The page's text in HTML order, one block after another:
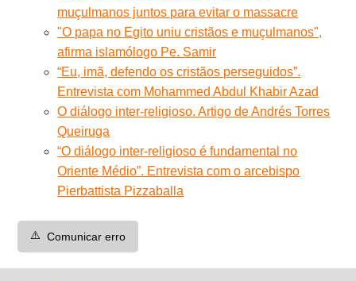
muçulmanos juntos para evitar o massacre
"O papa no Egito uniu cristãos e muçulmanos",
afirma islamólogo Pe. Samir
“Eu, imã, defendo os cristãos perseguidos”.
Entrevista com Mohammed Abdul Khabir Azad
O diálogo inter-religioso. Artigo de Andrés Torres
Queiruga
“O diálogo inter-religioso é fundamental no
Oriente Médio”. Entrevista com o arcebispo
Pierbattista Pizzaballa
⚠️ Comunicar erro